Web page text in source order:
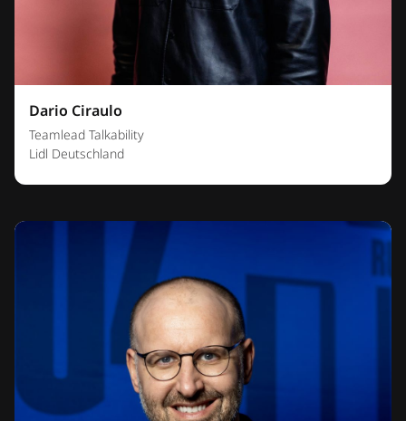
Dario Ciraulo
Teamlead Talkability
Lidl Deutschland